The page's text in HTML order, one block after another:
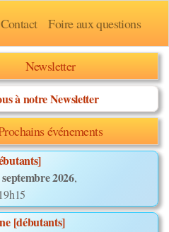
Contact Foire aux questions
Newsletter
à notre Newsletter
événements
2026,
[débutants]